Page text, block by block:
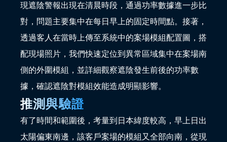
現遮陰警報出現在清晨時段，通過功率數據進一步比
對，問題主要集中在每日早上的固定時間點。接著，
透過客人在當時上傳至系統中的案場模組配置圖，搭
配現場照片，我們快速定位到異常區域集中在案場南
側的外圍模組，並詳細觀察遮陰發生前後的功率數
據，確認遮陰對模組效能造成明顯影響。
推測與驗證
有了時間和範圍後，考量到日本緯度較高，早上日出
太陽偏東南邊，該客戶案場的模組又全部向南，從現